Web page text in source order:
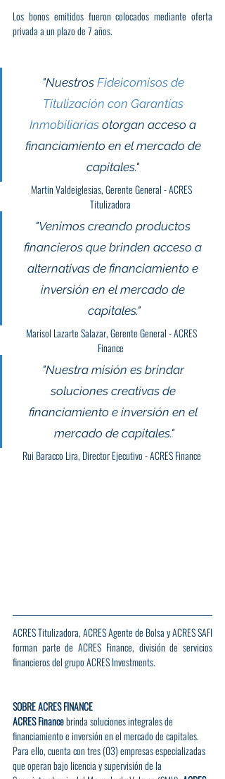
Los bonos emitidos fueron colocados mediante oferta
privada a un plazo de 7 años.
"Nuestros Fideicomisos de
Titulización con Garantías
Inmobiliarias otorgan acceso a
financiamiento en el mercado de
capitales."
Martin Valdeiglesias, Gerente General - ACRES
Titulizadora
"Venimos creando productos
financieros que brinden acceso a
alternativas de financiamiento e
inversión en el mercado de
capitales."
Marisol Lazarte Salazar, Gerente General - ACRES
Finance
"Nuestra misión es brindar
soluciones creativas de
financiamiento e inversión en el
mercado de capitales."
Rui Baracco Lira, Director Ejecutivo - ACRES Finance
ACRES Titulizadora, ACRES Agente de Bolsa y ACRES SAFI
forman parte de ACRES Finance, división de servicios
financieros del grupo ACRES Investments.
SOBRE ACRES FINANCE
ACRES Finance brinda soluciones integrales de
financiamiento e inversión en el mercado de capitales.
Para ello, cuenta con tres (03) empresas especializadas
que operan bajo licencia y supervisión de la